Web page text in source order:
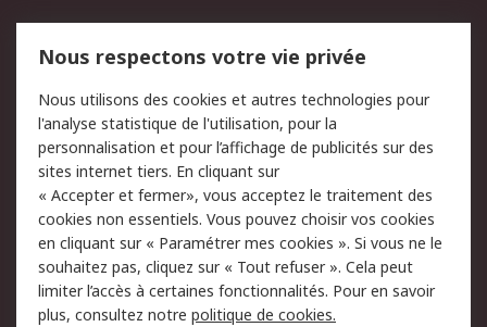
du site
Politique de protection
des données - Mise à
jour
Sécurité des E-mails
Conditions générales
de vente
Politique anti-
corruption
Campagnes marketing
Nous respectons votre vie privée
Nous utilisons des cookies et autres technologies pour
l'analyse statistique de l'utilisation, pour la
personnalisation et pour l’affichage de publicités sur des
sites internet tiers. En cliquant sur
« Accepter et fermer», vous acceptez le traitement des
cookies non essentiels. Vous pouvez choisir vos cookies
en cliquant sur « Paramétrer mes cookies ». Si vous ne le
souhaitez pas, cliquez sur « Tout refuser ». Cela peut
limiter l’accès à certaines fonctionnalités. Pour en savoir
plus, consultez notre politique de cookies.